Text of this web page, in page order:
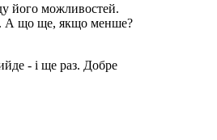
його можливостей.
А що ще, якщо менше?
- і ще раз. Добре